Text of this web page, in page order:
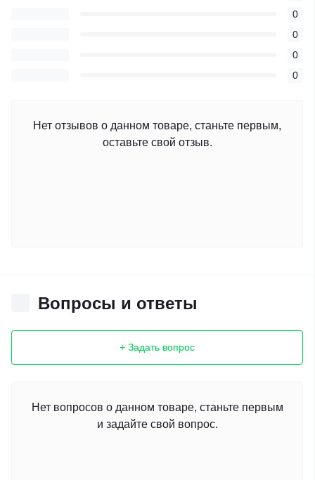
0
0
0
0
Нет отзывов о данном товаре, станьте первым,
оставьте свой отзыв.
Вопросы и ответы
+ Задать вопрос
Нет вопросов о данном товаре, станьте первым
и задайте свой вопрос.